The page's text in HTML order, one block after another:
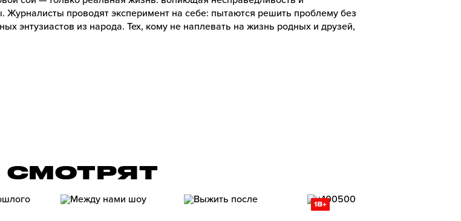
проводят эксперимент на себе: пытаются решить проблему без
энтузиастов из народа. Тех, кому не наплевать на жизнь родных и друзей,
СМОТРЯТ
18+